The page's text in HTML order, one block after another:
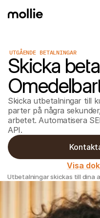
UTGÅENDE BETALNINGAR
Skicka
Skicka utbetalningar till
parter på några
arbetet. Automatisera
API.
Visa
Utbetalningar skickas till dina
For Agencies
Learn about our Agency